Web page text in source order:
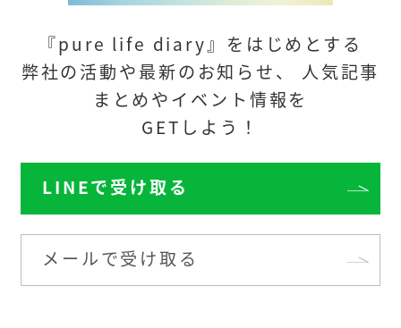
『pure life diary』をはじめとする
弊社の活動や最新のお知らせ、
人気記事
まとめやイベント情報を
GETしよう！
LINEで受け取る
メールで受け取る